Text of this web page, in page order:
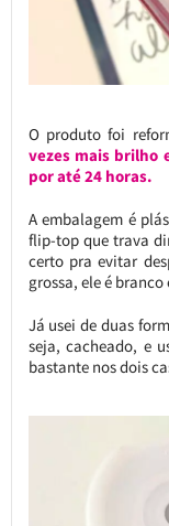
O produto foi
vezes mais brilho
por até 24 horas.
A embalagem é
flip-top que trava
certo pra evitar
grossa, ele é
Já usei de duas
seja, cacheado, e
bastante nos dois